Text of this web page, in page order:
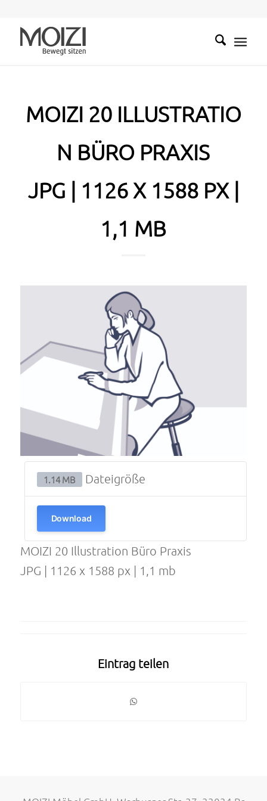
MOIZI 20 ILLUSTRATIO
N BÜRO PRAXIS
JPG | 1126 X 1588 PX |
1,1 MB
1.14 MB Dateigröße
Download
MOIZI 20 Illustration Büro Praxis
JPG | 1126 x 1588 px | 1,1 mb
Eintrag teilen